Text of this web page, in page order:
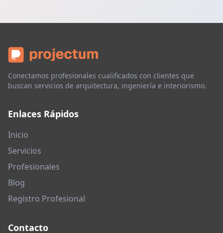
Conectamos profesionales cualificados con clientes que
buscan servicios de arquitectura, ingeniería e interiorismo.
Enlaces Rápidos
Inicio
Servicios
Profesionales
Blog
Registro Profesional
Contacto